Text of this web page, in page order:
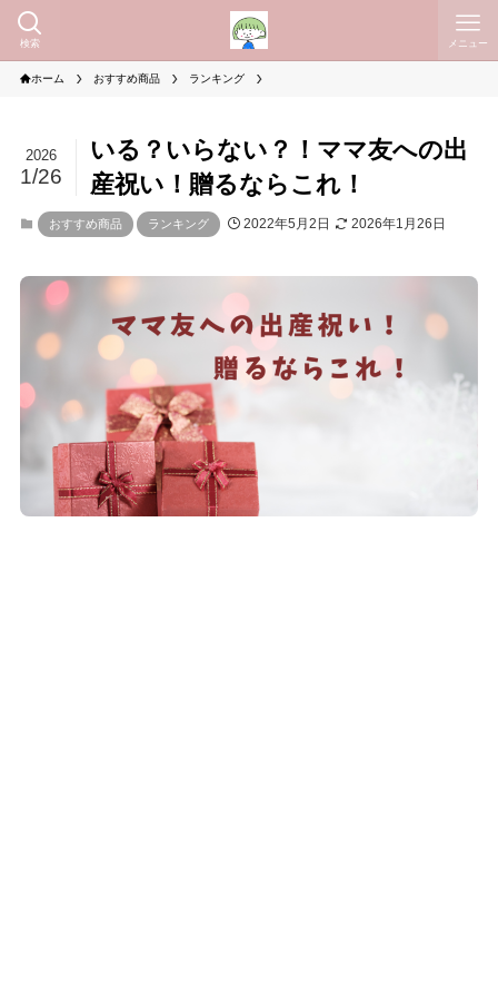
検索 メニュー
ホーム おすすめ商品 ランキング
いる？いらない？！ママ友への出
産祝い！贈るならこれ！
2026
1/26
おすすめ商品 ランキング 2022年5月2日 2026年1月26日